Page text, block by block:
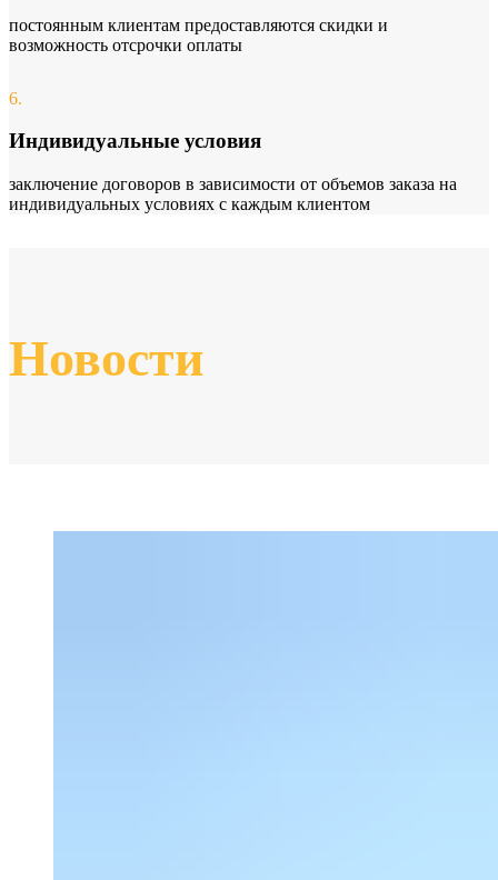
постоянным клиентам предоставляются скидки и
возможность отсрочки оплаты
6.
Индивидуальные условия
заключение договоров в зависимости от объемов заказа на
индивидуальных условиях с каждым клиентом
Новости